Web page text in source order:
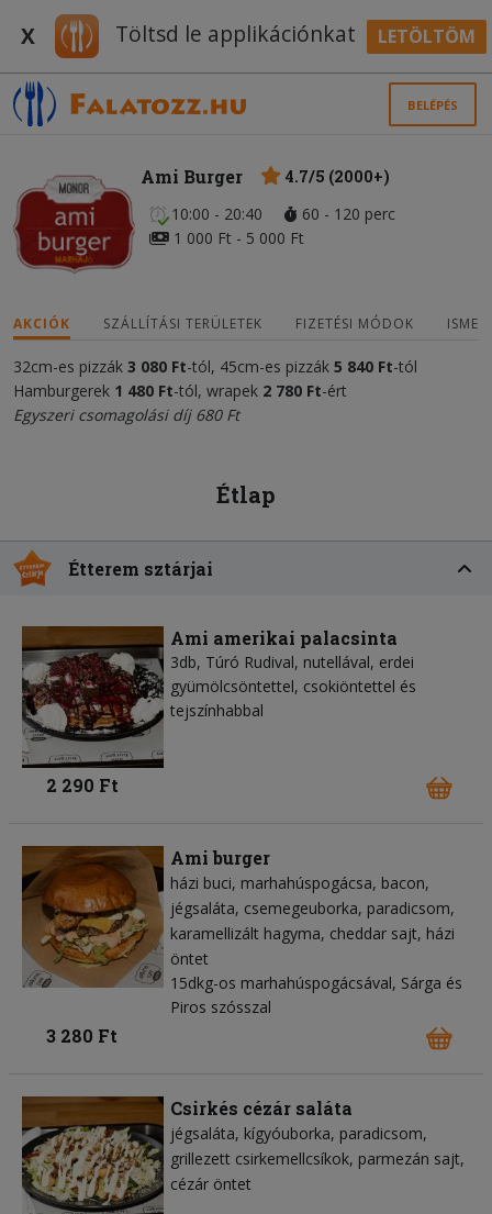
X Töltsd le applikációnkat LETÖLTÖM
BELÉPÉS
Ami Burger
4.7/5 (2000+)
10:00 - 20:40
60 - 120 perc
1 000 Ft - 5 000 Ft
AKCIÓK SZÁLLÍTÁSI TERÜLETEK FIZETÉSI MÓDOK
32cm-es pizzák 3 080 Ft-tól, 45cm-es pizzák 5 840 Ft-tól
Hamburgerek 1 480 Ft-tól, wrapek 2 780 Ft-ért
Egyszeri csomagolási díj 680 Ft
Étlap
Étterem sztárjai
Ami amerikai palacsinta
3db, Túró Rudival, nutellával, erdei
gyümölcsöntettel, csokiöntettel és
tejszínhabbal
2 290 Ft
Ami burger
házi buci marhahúspogácsa bacon
jégsaláta csemegeuborka paradicsom
karamellizált hagyma cheddar sajt házi
öntet
15dkg-os marhahúspogácsával, Sárga és
Piros szósszal
3 280 Ft
Csirkés cézár saláta
jégsaláta kígyóuborka paradicsom
grillezett csirkemellcsíkok parmezán sajt
cézár öntet